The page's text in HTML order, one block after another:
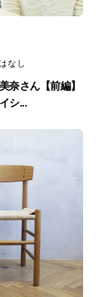
なし
奈さん【前編】
シ...